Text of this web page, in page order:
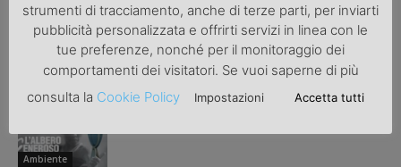
Ambiente
Ambiente
Ambiente
strumenti di tracciamento, anche di terze parti, per inviarti
pubblicità personalizzata e offrirti servizi in linea con le
tue preferenze, nonché per il monitoraggio dei
comportamenti dei visitatori. Se vuoi saperne di più
consulta la Cookie Policy Impostazioni Accetta tutti